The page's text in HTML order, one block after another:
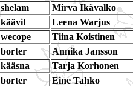
shelam
Mirva Ikävalko
käävil
Leena Warjus
wecope
Tiina Koistinen
borter
Annika Jansson
kääsna
Tarja Korhonen
borter Eine Tahko